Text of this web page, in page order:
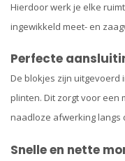
Hierdoor werk je elke
ingewikkeld meet- en
Perfecte
De blokjes zijn uitgevoerd
plinten. Dit zorgt voor een
naadloze afwerking langs
Snelle en nette